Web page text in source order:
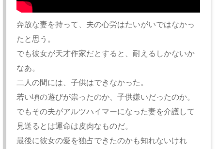
奔放な妻を持って、夫の心労はたいがいではなかっ
たと思う。
でも彼女が天才作家だとすると、耐えるしかないか
なあ。
二人の間には、子供はできなかった。
若い頃の遊びが祟ったのか、子供嫌いだったのか。
でもその夫がアルツハイマーになった妻を介護して
見送るとは運命は皮肉なものだ。
最後に彼女の愛を独占できたのかも知れないけれ